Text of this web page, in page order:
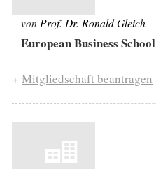
von Prof. Dr. Ronald Gleich
European Business School
+ Mitgliedschaft beantragen